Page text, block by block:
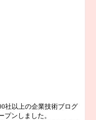
社以上の企業技術ブログ
プンしました。